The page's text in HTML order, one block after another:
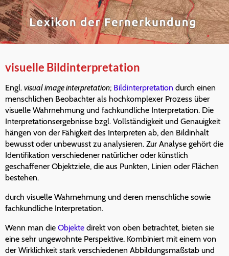
visuelle Bildinterpretation
Engl. visual image interpretation; Bildinterpretation durch einen
menschlichen Beobachter als hochkomplexer Prozess über
visuelle Wahrnehmung und fachkundliche Interpretation. Die
Interpretationsergebnisse bzgl. Vollständigkeit und Genauigkeit
hängen von der Fähigkeit des Interpreten ab, den Bildinhalt
bewusst oder unbewusst zu analysieren. Zur Analyse gehört die
Identifikation verschiedener natürlicher oder künstlich
geschaffener Objektziele, die aus Punkten, Linien oder Flächen
bestehen.
durch visuelle Wahrnehmung und deren menschliche sowie
fachkundliche Interpretation.
Wenn man die Objekte direkt von oben betrachtet, bieten sie
eine sehr ungewohnte Perspektive. Kombiniert mit einem von
der Wirklichkeit stark verschiedenen Abbildungsmaßstab und